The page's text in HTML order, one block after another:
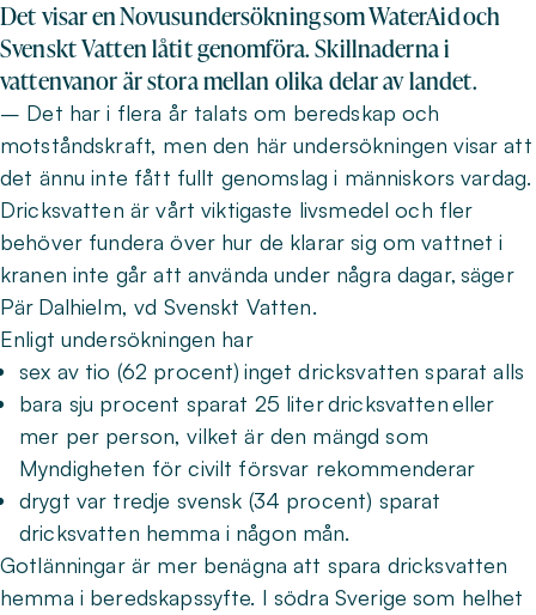
Det visar en Novusundersökning som WaterAid och
Svenskt Vatten låtit genomföra. Skillnaderna i
vattenvanor är stora mellan olika delar av landet.
– Det har i flera år talats om beredskap och
motståndskraft, men den här undersökningen visar att
det ännu inte fått fullt genomslag i människors vardag.
Dricksvatten är vårt viktigaste livsmedel och fler
behöver fundera över hur de klarar sig om vattnet i
kranen inte går att använda under några dagar, säger
Pär Dalhielm, vd Svenskt Vatten.
Enligt undersökningen har
sex av tio (62 procent) inget dricksvatten sparat alls
bara sju procent sparat 25 liter dricksvatten eller
mer per person, vilket är den mängd som
Myndigheten för civilt försvar rekommenderar
drygt var tredje svensk (34 procent) sparat
dricksvatten hemma i någon mån.
Gotlänningar är mer benägna att spara dricksvatten
hemma i beredskapssyfte. I södra Sverige som helhet